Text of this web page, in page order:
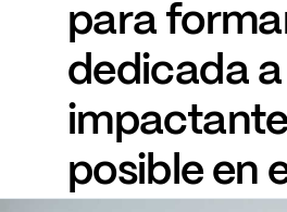
para
dedicada a
posible en